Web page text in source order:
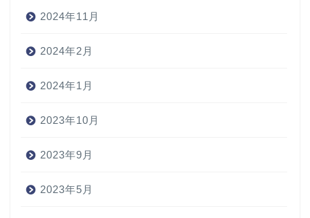
2024年11月
2024年2月
2024年1月
2023年10月
2023年9月
2023年5月